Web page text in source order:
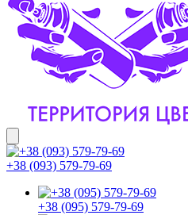
+38 (093) 579-79-69
+38 (095) 579-79-69